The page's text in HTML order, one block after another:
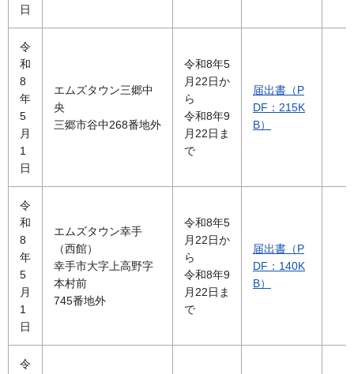
日
令
和
8
年
5
月
1
日
エムズタウン三郷中
央
三郷市谷中268番地外
令和8年5
月22日か
ら
令和8年9
月22日ま
で
届出書（P
DF：215K
B）
令
和
8
年
5
月
1
日
エムズタウン幸手
（西館）
幸手市大字上高野字
本村前
745番地外
令和8年5
月22日か
ら
令和8年9
月22日ま
で
届出書（P
DF：140K
B）
令